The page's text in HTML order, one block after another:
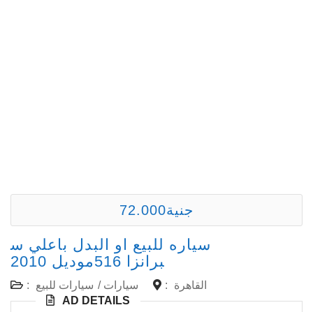
72.000جنية
سياره للبيع او البدل باعلي س
برانزا 516موديل 2010
: سيارات / سيارات للبيع :
القاهرة
AD DETAILS